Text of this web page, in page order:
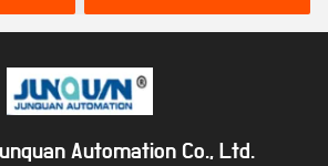
Automation Co., Ltd.